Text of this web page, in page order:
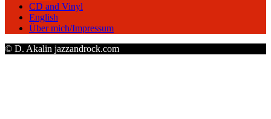
CD and Vinyl
English
Über mich/Impressum
© D. Akalin jazzandrock.com